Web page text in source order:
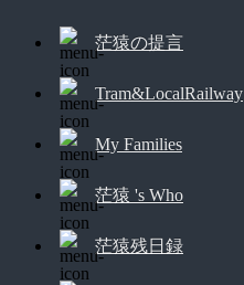
茫猿の提言
Tram&LocalRailway
My Families
茫猿 's Who
茫猿残日録